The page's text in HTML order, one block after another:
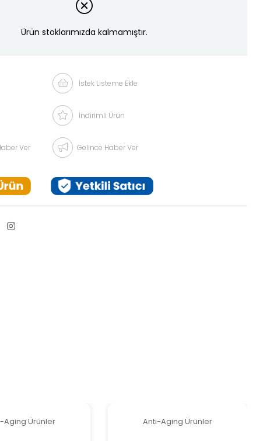
Ürün stoklarımızda kalmamıştır.
İstek Listeme Ekle
İndirimli Ürün
Ver Gelince Haber Ver
Aging Ürünler Anti-Aging Ürünler